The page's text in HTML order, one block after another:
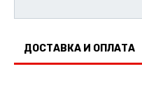
ДОСТАВКА И ОПЛАТА